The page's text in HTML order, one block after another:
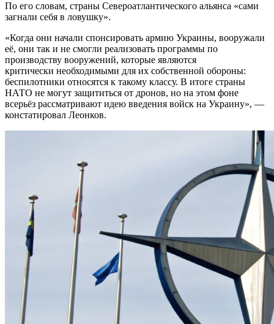
По его словам, страны Североатлантического альянса «сами
загнали себя в ловушку».
«Когда они начали спонсировать армию Украины, вооружали
её, они так и не смогли реализовать программы по
производству вооружений, которые являются
критически необходимыми для их собственной обороны:
беспилотники относятся к такому классу. В итоге страны
НАТО не могут защититься от дронов, но на этом фоне
всерьёз рассматривают идею введения войск на Украину», —
констатировал Леонков.